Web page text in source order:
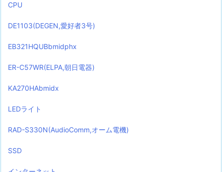
CPU
DE1103(DEGEN,愛好者3号)
EB321HQUBbmidphx
ER-C57WR(ELPA,朝日電器)
KA270HAbmidx
LEDライト
RAD-S330N(AudioComm,オーム電機)
SSD